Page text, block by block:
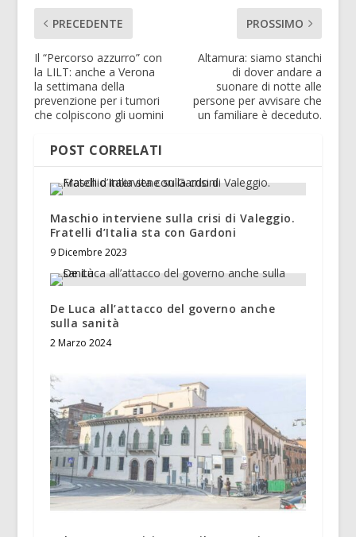
PRECEDENTE
Il “Percorso azzurro” con
la LILT: anche a Verona
la settimana della
prevenzione per i tumori
che colpiscono gli uomini
PROSSIMO
Altamura: siamo stanchi
di dover andare a
suonare di notte alle
persone per avvisare che
un familiare è deceduto.
POST CORRELATI
Maschio interviene sulla crisi di Valeggio.
Fratelli d’Italia sta con Gardoni
9 Dicembre 2023
De Luca all’attacco del governo anche
sulla sanità
2 Marzo 2024